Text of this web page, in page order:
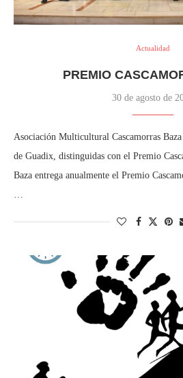
Actualidad
PREMIO
30 de agosto de
Asociación Multicultural Cascamorras
de Guadix, distinguidas con el Premio
Baza entrega anualmente el Premio
…